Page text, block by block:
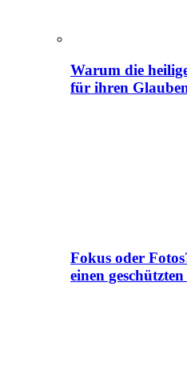
Warum die
für ihren
Fokus oder
einen